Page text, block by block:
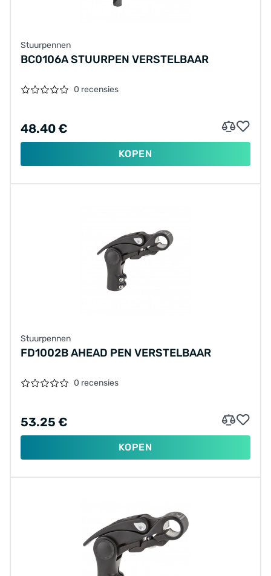
Stuurpennen
BC0106A STUURPEN VERSTELBAAR
0 recensies
48.40 €
KOPEN
Stuurpennen
FD1002B AHEAD PEN VERSTELBAAR
0 recensies
53.25 €
KOPEN